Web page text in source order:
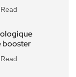
booster